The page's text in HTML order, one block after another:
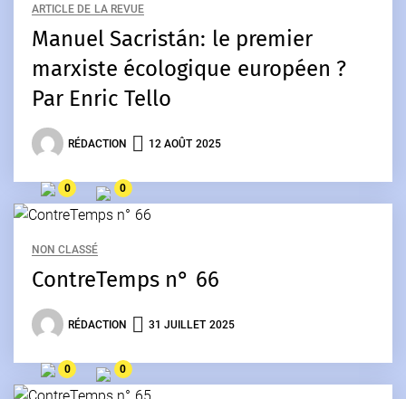
ARTICLE DE LA REVUE
Manuel Sacristán: le premier
marxiste écologique européen ?
Par Enric Tello
RÉDACTION 12 AOÛT 2025
0 0
NON CLASSÉ
ContreTemps n° 66
RÉDACTION 31 JUILLET 2025
0 0